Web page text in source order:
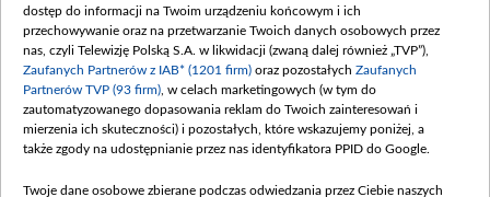
dostęp do informacji na Twoim urządzeniu końcowym i ich
przechowywanie oraz na przetwarzanie Twoich danych osobowych przez
nas, czyli Telewizję Polską S.A. w likwidacji (zwaną dalej również „TVP”),
Zaufanych Partnerów z IAB* (1201 firm) oraz pozostałych Zaufanych
Partnerów TVP (93 firm) , w celach marketingowych (w tym do
zautomatyzowanego dopasowania reklam do Twoich zainteresowań i
mierzenia ich skuteczności) i pozostałych, które wskazujemy poniżej, a
także zgody na udostępnianie przez nas identyfikatora PPID do Google.
Twoje dane osobowe zbierane podczas odwiedzania przez Ciebie naszych